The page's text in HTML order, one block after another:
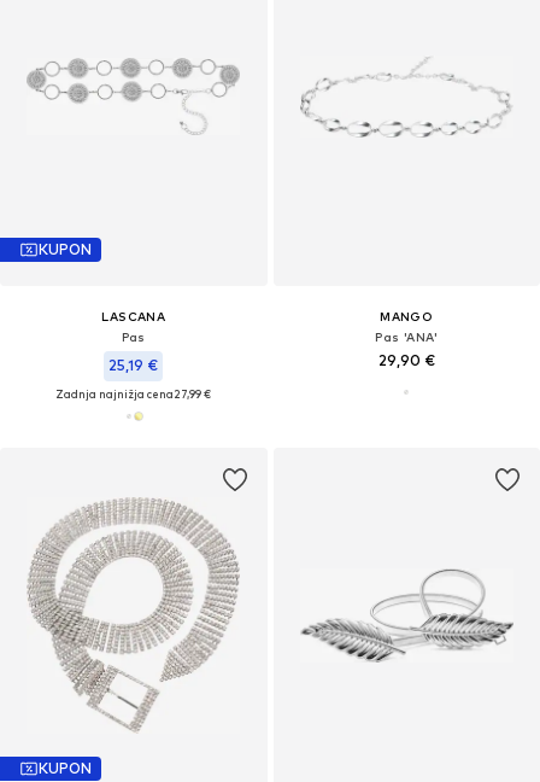
KUPON
LASCANA
Pas
25,19 €
Zadnja najnižja cena27,99 €
MANGO
Pas 'ANA'
29,90 €
KUPON